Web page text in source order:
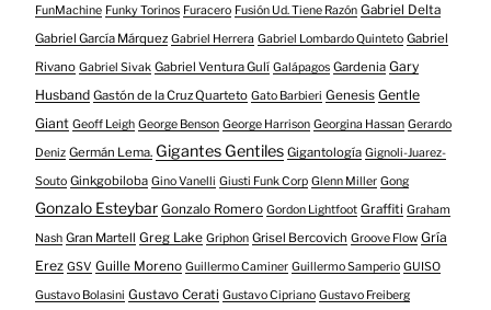
FunMachine Funky Torinos Furacero Fusión Ud. Tiene Razón Gabriel Delta
Gabriel García Márquez Gabriel Herrera Gabriel Lombardo Quinteto Gabriel
Rivano Gabriel Sivak Gabriel Ventura Gulí Galápagos Gardenia Gary
Husband Gastón de la Cruz Quarteto Gato Barbieri Genesis Gentle
Giant Geoff Leigh George Benson George Harrison Georgina Hassan Gerardo
Deniz Germán Lema. Gigantes Gentiles Gigantología Gignoli-Juarez-
Souto Ginkgobiloba Gino Vanelli Giusti Funk Corp Glenn Miller Gong
Gonzalo Esteybar Gonzalo Romero Gordon Lightfoot Graffiti Graham
Nash Gran Martell Greg Lake Griphon Grisel Bercovich Groove Flow Gría
Erez GSV Guille Moreno Guillermo Caminer Guillermo Samperio GUISO
Gustavo Bolasini Gustavo Cerati Gustavo Cipriano Gustavo Freiberg